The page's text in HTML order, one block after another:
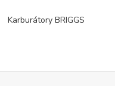
Karburátory BRIGGS